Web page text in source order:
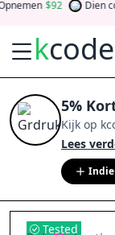
92 Dien
kcode
5%
Kijk op
vanaug
tokens
en meer.
Sie Geld
Lees
Tested